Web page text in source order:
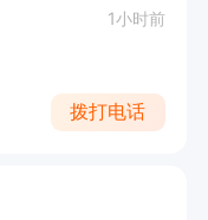
1小时前
拨打电话